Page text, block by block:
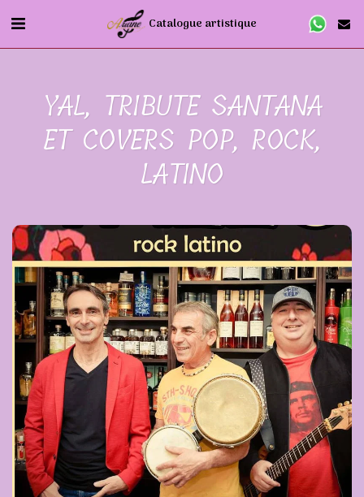
Catalogue artistique
YAL, TRIBUTE SANTANA
ET COVERS POP, ROCK,
LATINO